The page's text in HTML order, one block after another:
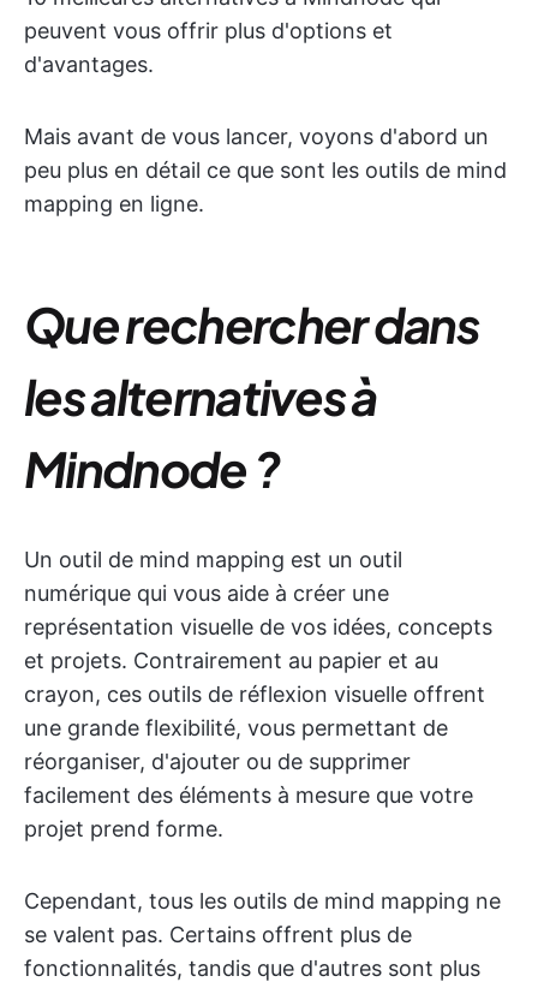
peuvent vous offrir plus d'options et
d'avantages.
Mais avant de vous lancer, voyons d'abord un
peu plus en détail ce que sont les outils de mind
mapping en ligne.
Que rechercher dans
les alternatives à
Mindnode ?
Un outil de mind mapping est un outil
numérique qui vous aide à créer une
représentation visuelle de vos idées, concepts
et projets. Contrairement au papier et au
crayon, ces outils de réflexion visuelle offrent
une grande flexibilité, vous permettant de
réorganiser, d'ajouter ou de supprimer
facilement des éléments à mesure que votre
projet prend forme.
Cependant, tous les outils de mind mapping ne
se valent pas. Certains offrent plus de
fonctionnalités, tandis que d'autres sont plus